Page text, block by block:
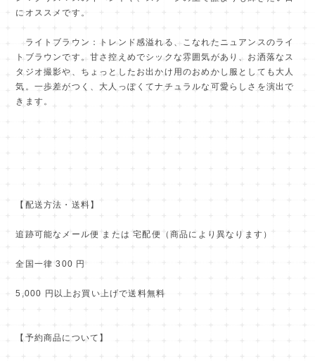
にオススメです。
ライトブラウン：トレンド感溢れる、こなれたニュアンスのライ
トブラウンです。甘さ控えめでシックな雰囲気があり、お洒落なス
タジオ撮影や、ちょっとしたお出かけ用のおめかし服としても大人
気。一歩差がつく、大人っぽくてナチュラルな可愛らしさを演出で
きます。
【配送方法・送料】
追跡可能なメール便 または 宅配便（商品により異なります）
全国一律 300 円
5,000 円以上お買い上げで送料無料
【予約商品について】